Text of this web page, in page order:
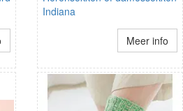
Indiana
Meer info